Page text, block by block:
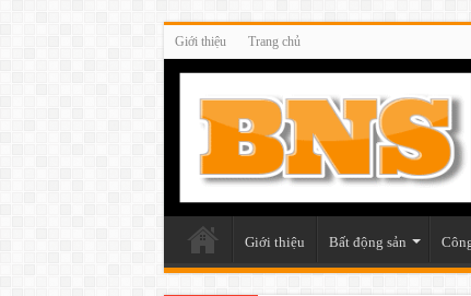
Giới thiệu Trang chủ
Giới thiệu Bất động sản